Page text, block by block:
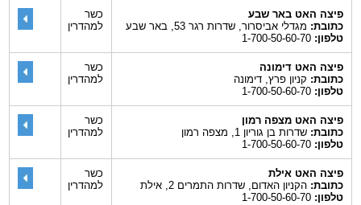
פיצה האט באר שבע
כתובת:מגדלי אביסרור, שדרות רגר 53, באר שבע
טלפון:1-700-50-60-70
כשר
למהדרין
פיצה האט דימונה
כתובת:קניון פרץ, דימונה
טלפון:1-700-50-60-70
כשר
למהדרין
פיצה האט מצפה רמון
כתובת:שדרות בן גוריון 1, מצפה רמון
טלפון:1-700-50-60-70
כשר
למהדרין
פיצה האט אילת
כתובת:הקניון האדום, שדרות התמרים 2, אילת
טלפון:1-700-50-60-70
כשר
למהדרין